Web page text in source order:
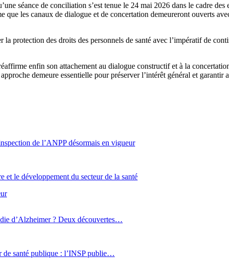
séance de conciliation s’est tenue le 24 mai 2026 dans le cadre
que les canaux de dialogue et de concertation demeureront ouverts
protection des droits des personnels de santé avec l’impératif de
enfin son attachement au dialogue constructif et à la
demeure essentielle pour préserver l’intérêt général et
de l’ANPP désormais en vigueur
et le développement du secteur de la santé
d’Alzheimer ? Deux découvertes…
de santé publique : l’INSP publie…